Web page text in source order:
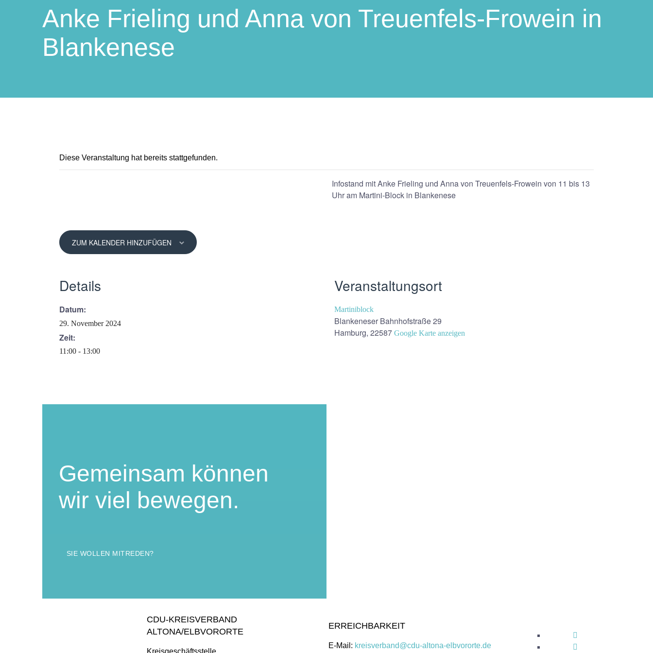
Anke Frieling und Anna von Treuenfels-Frowein in
Blankenese
Diese Veranstaltung hat bereits stattgefunden.
Infostand mit Anke Frieling und Anna von Treuenfels-Frowein von 11 bis 13
Uhr am Martini-Block in Blankenese
ZUM KALENDER HINZUFÜGEN
Details
Datum:
29. November 2024
Zeit:
11:00 - 13:00
Veranstaltungsort
Martiniblock
Blankeneser Bahnhofstraße 29
Hamburg, 22587 Google Karte anzeigen
Gemeinsam können
wir viel bewegen.
SIE WOLLEN MITREDEN?
CDU-KREISVERBAND
ALTONA/ELBVORORTE
ERREICHBARKEIT
E-Mail: kreisverband@cdu-altona-elbvororte.de